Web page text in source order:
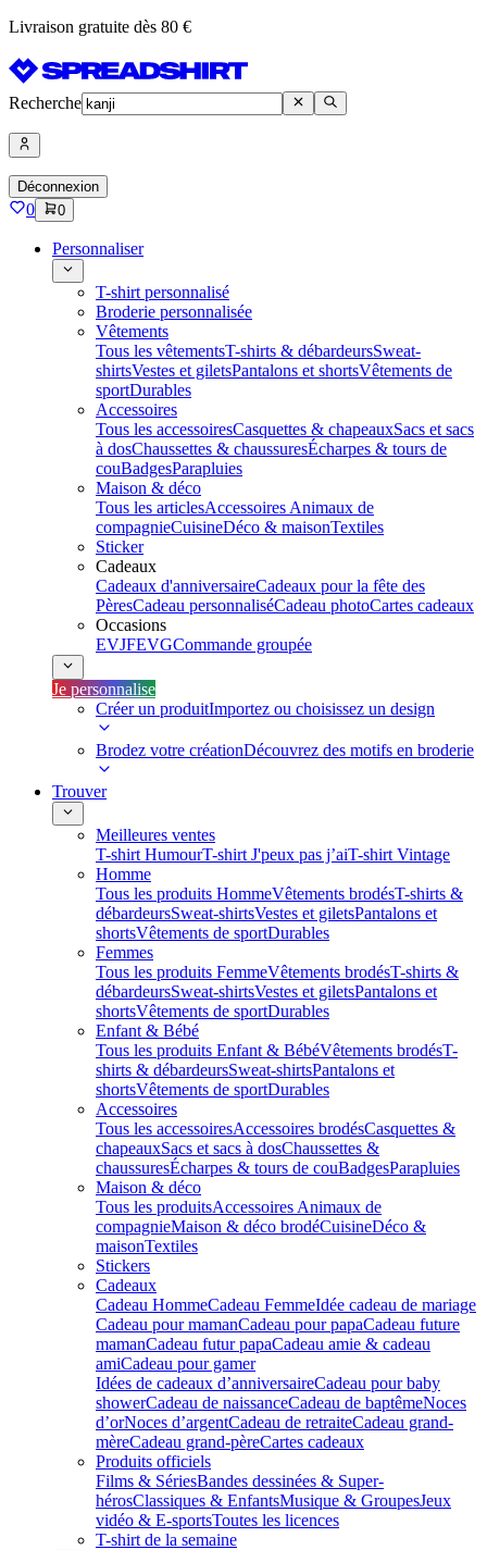
Livraison gratuite dès 80 €
Recherche
Déconnexion
0 0
Personnaliser
T-shirt personnalisé
Broderie personnalisée
Vêtements
Tous les vêtementsT-shirts & débardeursSweat-
shirtsVestes et giletsPantalons et shortsVêtements de
sportDurables
Accessoires
Tous les accessoiresCasquettes & chapeauxSacs et sacs
à dosChaussettes & chaussuresÉcharpes & tours de
couBadgesParapluies
Maison & déco
Tous les articlesAccessoires Animaux de
compagnieCuisineDéco & maisonTextiles
Sticker
Cadeaux
Cadeaux d'anniversaireCadeaux pour la fête des
PèresCadeau personnaliséCadeau photoCartes cadeaux
Occasions
EVJFEVGCommande groupée
Je personnalise
Créer un produitImportez ou choisissez un design
Brodez votre créationDécouvrez des motifs en broderie
Trouver
Meilleures ventes
T-shirt HumourT-shirt J'peux pas j’aiT-shirt Vintage
Homme
Tous les produits HommeVêtements brodésT-shirts &
débardeursSweat-shirtsVestes et giletsPantalons et
shortsVêtements de sportDurables
Femmes
Tous les produits FemmeVêtements brodésT-shirts &
débardeursSweat-shirtsVestes et giletsPantalons et
shortsVêtements de sportDurables
Enfant & Bébé
Tous les produits Enfant & BébéVêtements brodésT-
shirts & débardeursSweat-shirtsPantalons et
shortsVêtements de sportDurables
Accessoires
Tous les accessoiresAccessoires brodésCasquettes &
chapeauxSacs et sacs à dosChaussettes &
chaussuresÉcharpes & tours de couBadgesParapluies
Maison & déco
Tous les produitsAccessoires Animaux de
compagnieMaison & déco brodéCuisineDéco &
maisonTextiles
Stickers
Cadeaux
Cadeau HommeCadeau FemmeIdée cadeau de mariage​
Cadeau pour mamanCadeau pour papaCadeau future
mamanCadeau futur papaCadeau amie & cadeau
amiCadeau pour gamer
Idées de cadeaux d’anniversaireCadeau pour baby
showerCadeau de naissanceCadeau de baptêmeNoces
d’orNoces d’argentCadeau de retraiteCadeau grand-
mèreCadeau grand-pèreCartes cadeaux
Produits officiels
Films & SériesBandes dessinées & Super-
hérosClassiques & EnfantsMusique & GroupesJeux
vidéo & E-sportsToutes les licences
T-shirt de la semaine